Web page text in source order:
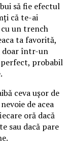
să fie efectul
că te-ai
cu un trench
ta favorită,
doar într-un
probabil
ceva ușor de
de acea
oră dacă
sau dacă pare